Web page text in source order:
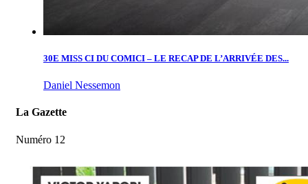
30E MISS CI DU COMICI – LE RECAP DE L’ARRIVÉE DES...
Daniel Nessemon
La Gazette
Numéro 12